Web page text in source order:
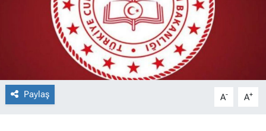
Paylaş A- A+